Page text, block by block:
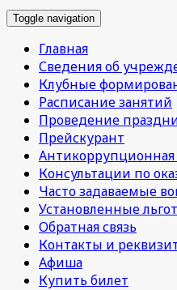
Toggle navigation
Главная
Сведения об
Клубные
Расписание занятий
Проведение
Прейскурант
Антикоррупционная
Консультации по
Часто задаваемые
Установленные
Обратная связь
Контакты и
Афиша
Купить билет